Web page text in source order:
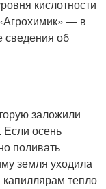
кислотности
— в
сведения об
заложили
осень
поливать
земля уходила
тепло